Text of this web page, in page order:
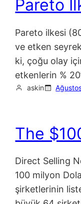
Pareto
Pareto ilkesi
ve etken
ki, çoğu olay
etkenlerin %
askin
The
Direct Selling
100 milyon
şirketlerinin